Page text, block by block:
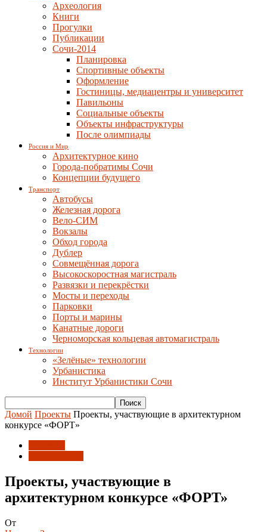
Археология
Книги
Прогулки
Публикации
Сочи-2014
Планировка
Спортивные объекты
Оформление
Гостиницы, медиацентры и университет
Павильоны
Социальные объекты
Объекты инфраструктуры
После олимпиады
Россия и Мир
Архитектурное кино
Города-побратимы Сочи
Концепции будущего
Транспорт
Автобусы
Железная дорога
Вело-СИМ
Вокзалы
Обход города
Дублер
Совмещённая дорога
Высокоскоростная магистраль
Развязки и перекрёстки
Мосты и переходы
Парковки
Порты и марины
Канатные дороги
Черноморская кольцевая автомагистраль
Технологии
«Зелёные» технологии
Урбанистика
Институт Урбанистики Сочи
Домой Проекты Проекты, участвующие в архитектурном
конкурсе «ФОРТ»
Проекты, участвующие в
архитектурном конкурсе «ФОРТ»
От